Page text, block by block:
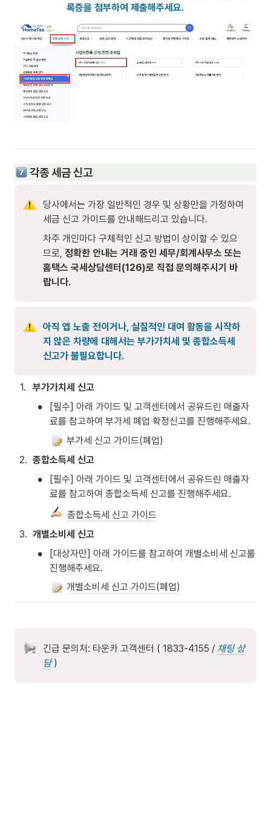
록증을 첨부하여 제출해주세요.
각종 세금 신고
당사에서는 가장 일반적인 경우 및 상황만을 가정하여
세금 신고 가이드를 안내해드리고 있습니다.
차주 개인마다 구체적인 신고 방법이 상이할 수 있으
므로, 정확한 안내는 거래 중인 세무/회계사무소 또는
홈택스 국세상담센터(126)로 직접 문의해주시기 바
랍니다.
아직 앱 노출 전이거나, 실질적인 대여 활동을 시작하
지 않은 차량에 대해서는 부가가치세 및 종합소득세
신고가 불필요합니다.
1. 부가가치세 신고
•
[필수] 아래 가이드 및 고객센터에서 공유드린 매출자
료를 참고하여 부가세 폐업 확정신고를 진행해주세요.
부가세 신고 가이드(폐업)
2. 종합소득세 신고
•
[필수] 아래 가이드 및 고객센터에서 공유드린 매출자
료를 참고하여 종합소득세 신고를 진행해주세요.
종합소득세 신고 가이드
3. 개별소비세 신고
•
[대상자만] 아래 가이드를 참고하여 개별소비세 신고를
진행해주세요.
개별소비세 신고 가이드(폐업)
긴급 문의처: 타운카 고객센터 ( 1833-4155 / 채팅 상
담 )